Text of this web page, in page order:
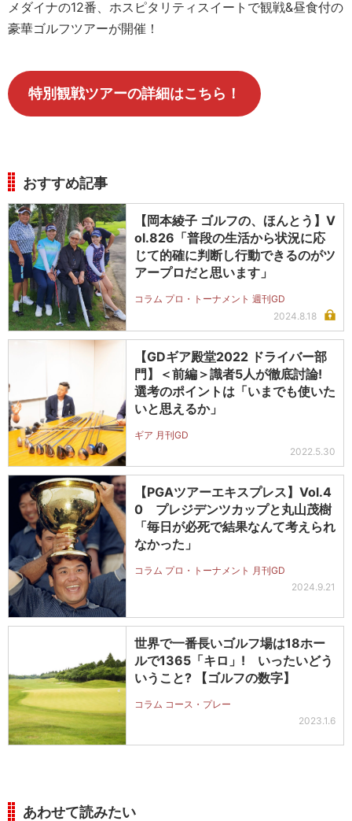
メダイナの12番、ホスピタリティスイートで観戦&昼食付の
豪華ゴルフツアーが開催！
特別観戦ツアーの詳細はこちら！
おすすめ記事
【岡本綾子 ゴルフの、ほんとう】V
ol.826「普段の生活から状況に応
じて的確に判断し行動できるのがツ
アープロだと思います」
コラム プロ・トーナメント 週刊GD
2024.8.18
【GDギア殿堂2022 ドライバー部
門】＜前編＞識者5人が徹底討論!
選考のポイントは「いまでも使いた
いと思えるか」
ギア 月刊GD
2022.5.30
【PGAツアーエキスプレス】Vol.4
0 プレジデンツカップと丸山茂樹
「毎日が必死で結果なんて考えられ
なかった」
コラム プロ・トーナメント 月刊GD
2024.9.21
世界で一番長いゴルフ場は18ホー
ルで1365「キロ」! いったいどう
いうこと? 【ゴルフの数字】
コラム コース・プレー
2023.1.6
あわせて読みたい